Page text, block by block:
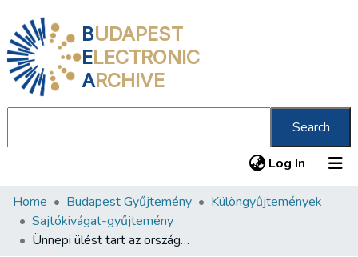
BUDAPEST
ELECTRONIC
ARCHIVE
Search
Log In (current)
Communities & Collections
All of DSpace
Home Budapest Gyűjtemény
Különgyűjtemények
Sajtókivágat-gyűjtemény
Ünnepi ülést tart az országgyűlés